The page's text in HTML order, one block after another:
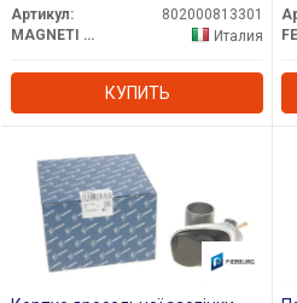
Артикул:
802000813301
MAGNETI MARELLI
Италия
КУПИТЬ